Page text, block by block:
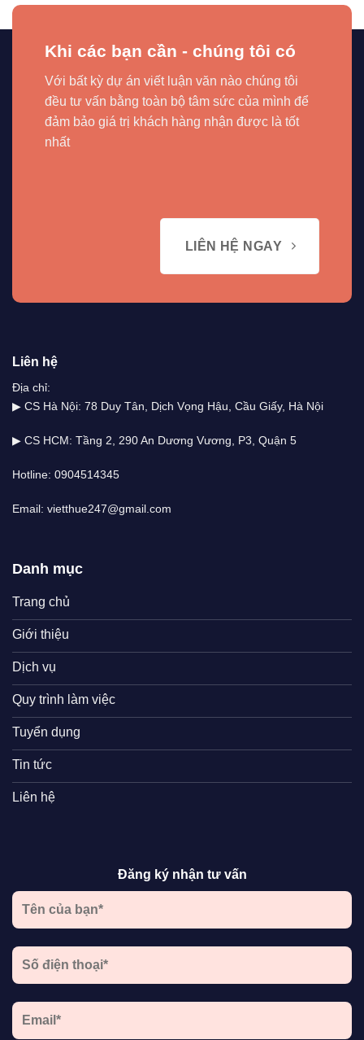
Khi các bạn cần - chúng tôi có
Với bất kỳ dự án viết luận văn nào chúng tôi
đều tư vấn bằng toàn bộ tâm sức của mình để
đảm bảo giá trị khách hàng nhận được là tốt
nhất
LIÊN HỆ NGAY
Liên hệ
Địa chỉ:
▶ CS Hà Nội: 78 Duy Tân, Dịch Vọng Hậu, Cầu Giấy, Hà Nội
▶ CS HCM: Tầng 2, 290 An Dương Vương, P3, Quận 5
Hotline: 0904514345
Email: vietthue247@gmail.com
Danh mục
Trang chủ
Giới thiệu
Dịch vụ
Quy trình làm việc
Tuyển dụng
Tin tức
Liên hệ
Đăng ký nhận tư vấn